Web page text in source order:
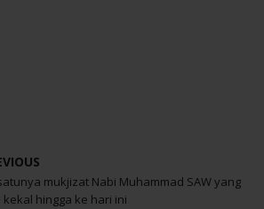
mukjizat Nabi Muhammad SAW yang
kekal hingga ke hari ini